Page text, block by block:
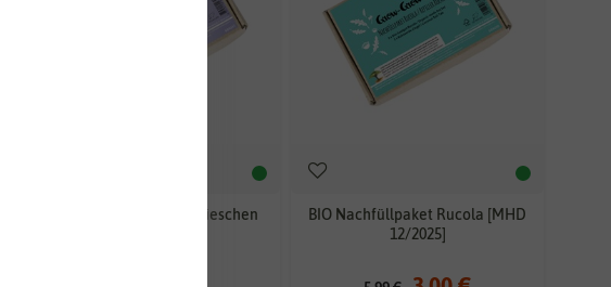
BIO Nachfüllpaket Radieschen
BIO Nachfüllpaket Rucola [MHD
12/2025]